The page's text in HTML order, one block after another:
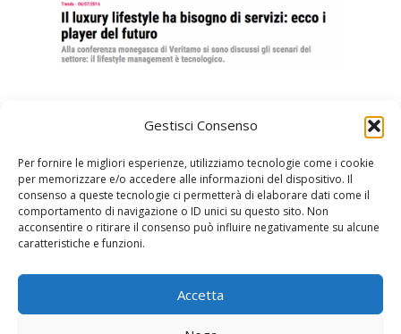
Gestisci Consenso
Per fornire le migliori esperienze, utilizziamo tecnologie come i cookie
per memorizzare e/o accedere alle informazioni del dispositivo. Il
consenso a queste tecnologie ci permetterà di elaborare dati come il
comportamento di navigazione o ID unici su questo sito. Non
acconsentire o ritirare il consenso può influire negativamente su alcune
caratteristiche e funzioni.
Accetta
Sportello Italia
24, avenue de l'Annonciade
98000 Monaco